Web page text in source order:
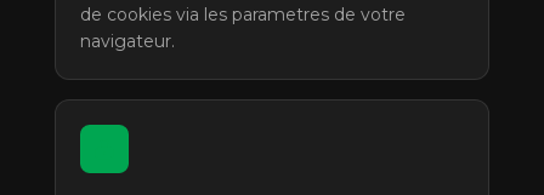
de cookies via les parametres de votre
navigateur.